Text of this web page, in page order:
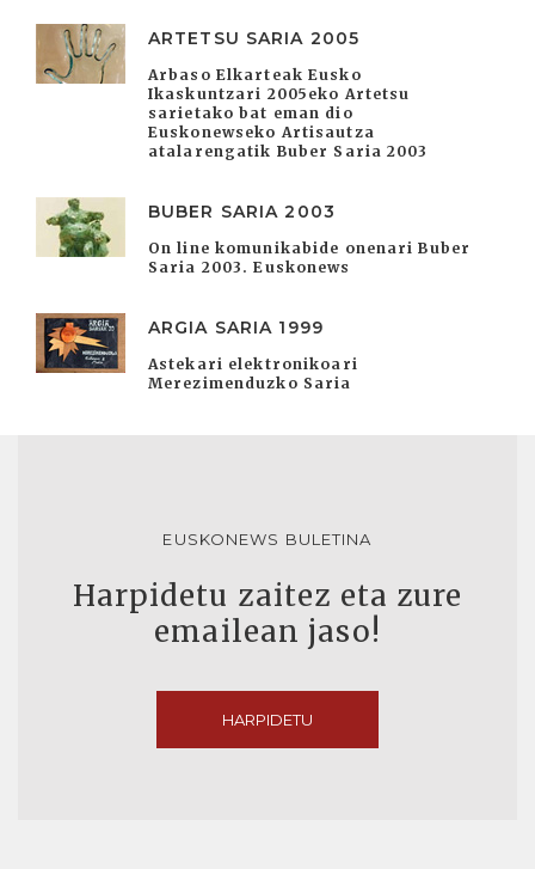
ARTETSU SARIA 2005
Arbaso Elkarteak Eusko
Ikaskuntzari 2005eko Artetsu
sarietako bat eman dio
Euskonewseko Artisautza
atalarengatik Buber Saria 2003
BUBER SARIA 2003
On line komunikabide onenari Buber
Saria 2003. Euskonews
ARGIA SARIA 1999
Astekari elektronikoari
Merezimenduzko Saria
EUSKONEWS BULETINA
Harpidetu zaitez eta zure
emailean jaso!
HARPIDETU